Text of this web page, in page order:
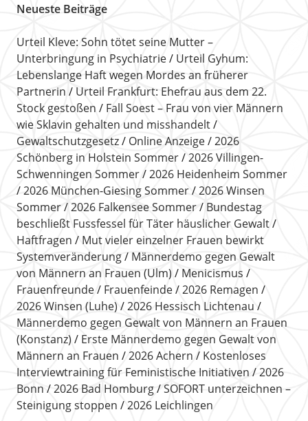
Neueste Beiträge
Urteil Kleve: Sohn tötet seine Mutter –
Unterbringung in Psychiatrie
Urteil Gyhum:
Lebenslange Haft wegen Mordes an früherer
Partnerin
Urteil Frankfurt: Ehefrau aus dem 22.
Stock gestoßen
Fall Soest – Frau von vier Männern
wie Sklavin gehalten und misshandelt
Gewaltschutzgesetz
Online Anzeige
2026
Schönberg in Holstein Sommer
2026 Villingen-
Schwenningen Sommer
2026 Heidenheim Sommer
2026 München-Giesing Sommer
2026 Winsen
Sommer
2026 Falkensee Sommer
Bundestag
beschließt Fussfessel für Täter häuslicher Gewalt
Haftfragen
Mut vieler einzelner Frauen bewirkt
Systemveränderung
Männerdemo gegen Gewalt
von Männern an Frauen (Ulm)
Menicismus
Frauenfreunde
Frauenfeinde
2026 Remagen
2026 Winsen (Luhe)
2026 Hessisch Lichtenau
Männerdemo gegen Gewalt von Männern an Frauen
(Konstanz)
Erste Männerdemo gegen Gewalt von
Männern an Frauen
2026 Achern
Kostenloses
Interviewtraining für Feministische Initiativen
2026
Bonn
2026 Bad Homburg
SOFORT unterzeichnen –
Steinigung stoppen
2026 Leichlingen